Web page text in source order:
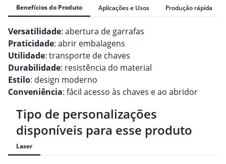
Benefícios do Produto Aplicações e Usos Produção rápida
Versatilidade: abertura de garrafas
Praticidade: abrir embalagens
Utilidade: transporte de chaves
Durabilidade: resistência do material
Estilo: design moderno
Conveniência: fácil acesso às chaves e ao abridor
Tipo de personalizações
disponíveis para esse produto
Laser